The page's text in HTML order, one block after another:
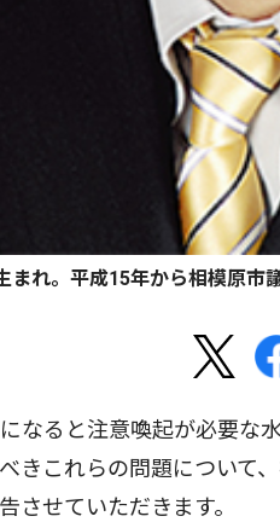
まれ。平成15年から相模原市
なると注意喚起が必要な
きこれらの問題について
させていただきます。